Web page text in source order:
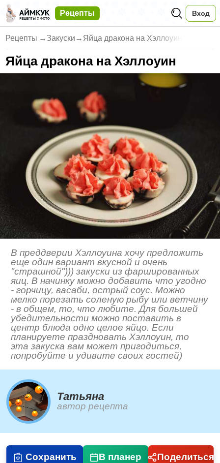
Рецепты Вход
Рецепты → Закуски → Яйца дракона на Хэллоуин
Яйца дракона на Хэллоуин
В преддверии Хэллоуина хочу предложить
еще один вариант вкусной и очень
"страшной"))) закуски из фаршированных
яиц. В начинку можно добавить что угодно
- горчицу, васаби, острый соус. Можно
мелко порезать соленую рыбу или ветчину
- в общем, то, что любите. Для большей
убедительности можно поставить в
центр блюда одно целое яйцо. Если
планируете праздновать Хэллоуин, то
эта закуска вам может пригодиться,
попробуйте и удивите своих гостей)
Татьяна
автор рецепта
Сохранить В планер Поделиться